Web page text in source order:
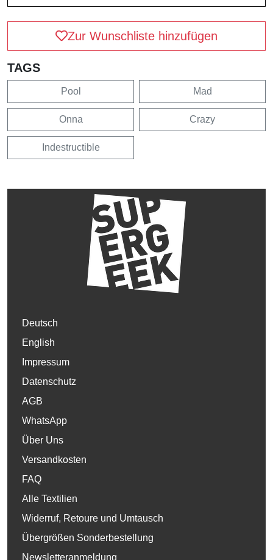
Zur Wunschliste hinzufügen
TAGS
Pool Mad
Onna Crazy
Indestructible
Deutsch
English
Impressum
Datenschutz
AGB
WhatsApp
Über Uns
Versandkosten
FAQ
Alle Textilien
Widerruf, Retoure und Umtausch
Übergrößen Sonderbestellung
Newsletteranmeldung